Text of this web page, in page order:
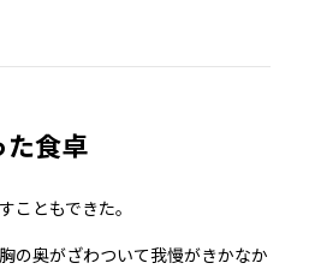
た食卓
こともできた。
の奥がざわついて我慢がきかなか